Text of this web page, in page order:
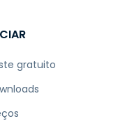
gratuito